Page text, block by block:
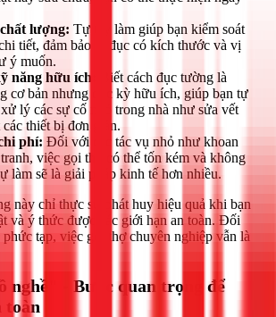
lượng: Tự tay làm giúp bạn kiểm soát
tiết, đảm bảo lỗ đục có kích thước và vị
ý muốn.
năng hữu ích:
Biết cách đục tường là
cơ bản nhưng cực kỳ hữu ích, giúp bạn tự
lý các sự cố nhỏ trong nhà như sửa vết
thiết bị đơn giản.
phí: Đối với các tác vụ nhỏ như khoan
việc gọi thợ có thể tốn kém và không
làm sẽ là giải pháp kinh tế hơn nhiều.
này chỉ thực sự phát huy hiệu quả khi bạn
và ý thức được các giới hạn an toàn. Đối
phức tạp, việc gọi thợ chuyên nghiệp vẫn là
nghề" - Bước quan trọng để
toàn